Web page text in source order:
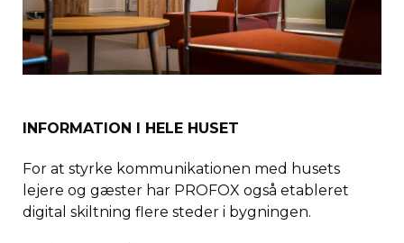
INFORMATION I HELE HUSET
For at styrke kommunikationen med husets
lejere og gæster har PROFOX også etableret
digital skiltning flere steder i bygningen.